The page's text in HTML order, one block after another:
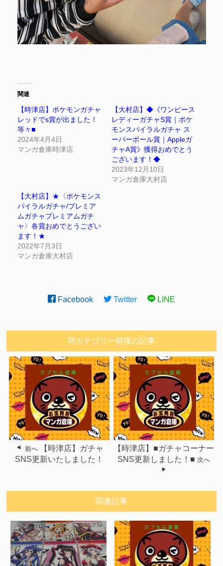
関連
【時津店】ポケモンガチャ
レッドでs賞が出ました！
等々■
2024年4月4日
マンガ倉庫時津店
【大村店】◆《ワンピース
レディーガチャS賞｜ポケ
モンスパイラルガチャ ス
ーパーボール賞｜Appleガ
チャA賞》獲得おめでとう
ございます！◆
2023年12月10日
マンガ倉庫大村店
【大村店】★〈ポケモンス
パイラルガチャ/プレミア
ムガチャプレミアムガチ
ャ〉各賞おめでとうござい
ます！★
2022年7月3日
マンガ倉庫大村店
Facebook Twitter LINE
同カテゴリー前後の記事
前へ
【時津店】ガチャ
SNS更新いたしました！
【時津店】■ガチャコーナー
SNS更新しました！■ 次へ
関連記事